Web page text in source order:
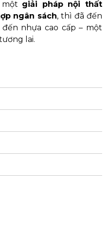
giải pháp nội thất
ngân sách, thì đã đến
nhựa cao cấp – một
lai.